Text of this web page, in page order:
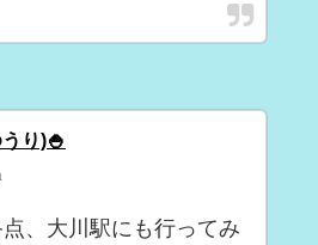
り)🍚
、大川駅にも行ってみ